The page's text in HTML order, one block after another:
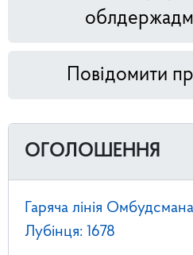
Повідомити
ОГОЛОШЕННЯ
Гаряча лінія
Лубінця: 1678